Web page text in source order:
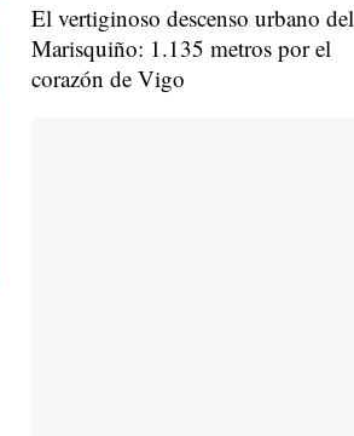
El vertiginoso descenso urbano del
Marisquiño: 1.135 metros por el
corazón de Vigo